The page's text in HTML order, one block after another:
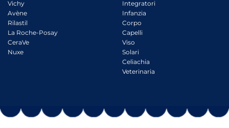
Vichy
Avène
Rilastil
La Roche-Posay
CeraVe
Nuxe
Integratori
Infanzia
Corpo
Capelli
Viso
Solari
Celiachia
Veterinaria